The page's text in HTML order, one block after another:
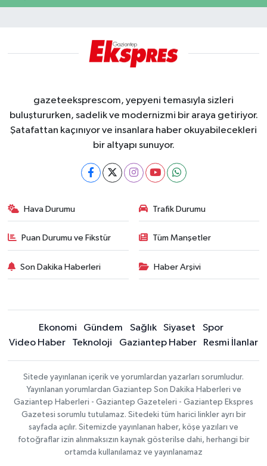
gazeteeksprescom, yepyeni temasıyla sizleri
buluştururken, sadelik ve modernizmi bir araya getiriyor.
Şatafattan kaçınıyor ve insanlara haber okuyabilecekleri
bir altyapı sunuyor.
Hava Durumu Trafik Durumu
Puan Durumu ve Fikstür Tüm Manşetler
Son Dakika Haberleri Haber Arşivi
Ekonomi Gündem Sağlık Siyaset
Spor
Video Haber
Teknoloji Gaziantep Haber Resmi İlanlar
Sitede yayınlanan içerik ve yorumlardan yazarları sorumludur.
Yayınlanan yorumlardan Gaziantep Son Dakika Haberleri ve
Gaziantep Haberleri - Gaziantep Gazeteleri - Gaziantep Ekspres
Gazetesi sorumlu tutulamaz. Sitedeki tüm harici linkler ayrı bir
sayfada açılır. Sitemizde yayınlanan haber, köşe yazıları ve
fotoğraflar izin alınmaksızın kaynak gösterilse dahi, herhangi bir
ortamda kullanılamaz ve yayınlanamaz